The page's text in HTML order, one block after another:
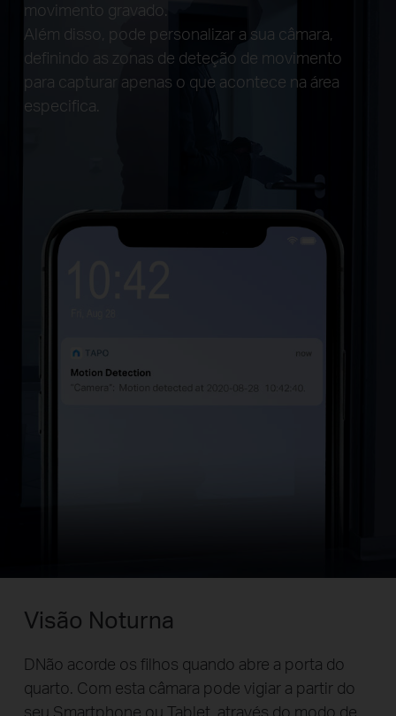
movimento gravado.
Além disso, pode personalizar a sua câmara,
definindo as zonas de deteção de movimento
para capturar apenas o que acontece na área
especifica.
Visão Noturna
DNão acorde os filhos quando abre a porta do
quarto. Com esta câmara pode vigiar a partir do
seu Smartphone ou Tablet, através do modo de